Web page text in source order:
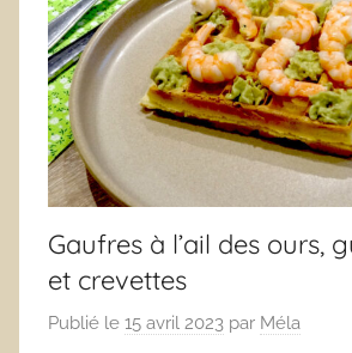
Gaufres à l’ail des ours,
et crevettes
Publié le 15 avril 2023 par Méla